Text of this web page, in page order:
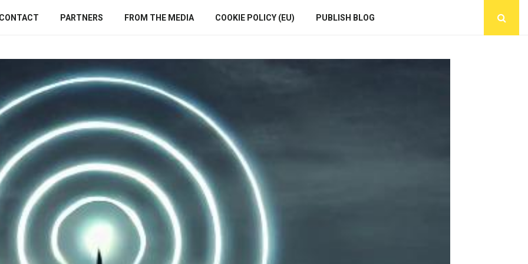
PARTNERS FROM THE MEDIA COOKIE POLICY (EU) PUBLISH BLOG